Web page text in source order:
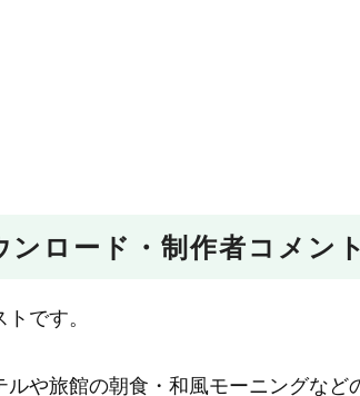
ンロード・制作者コメント
です。
ルや旅館の朝食・和風モーニングなど